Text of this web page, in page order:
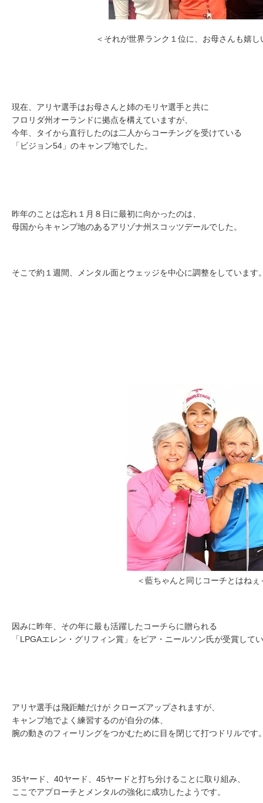
＜それが世界ランク１位に、お母さんも嬉し
現在、アリヤ選手はお母さんと姉のモリヤ選手と共に
フロリダ州オーランドに拠点を構えていますが、
今年、タイから直行したのは二人からコーチングを受けている
「ビジョン54」のキャンプ地でした。
昨年のことは忘れ１月８日に最初に向かったのは、
母国からキャンプ地のあるアリゾナ州スコッツデールでした。
そこで約１週間、メンタル面とウェッジを中心に調整をしています
＜藍ちゃんと同じコーチとはねぇ
因みに昨年、その年に最も活躍したコーチらに贈られる
「LPGAエレン・グリフィン賞」をピア・ニールソン氏が受賞して
アリヤ選手は飛距離だけが クローズアップされますが、
キャンプ地でよく練習するのが自分の体、
腕の動きのフィーリングをつかむために目を閉じて打つドリルです
35ヤード、40ヤード、45ヤードと打ち分けることに取り組み、
ここでアプローチとメンタルの強化に成功したようです。